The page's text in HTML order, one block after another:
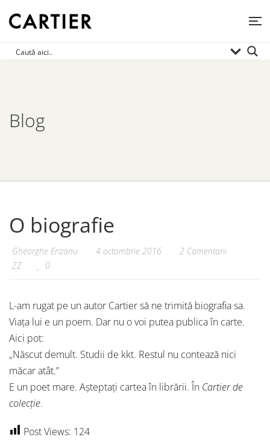
Blog
O biografie
Gheorghe Erizanu 4 octombrie 2016
2 Comentarii
ZZ
0
L-am rugat pe un autor Cartier să ne trimită biografia sa.
Viața lui e un poem. Dar nu o voi putea publica în carte.
Aici pot:
„Născut demult. Studii de kkt. Restul nu contează nici
măcar atât.”
E un poet mare. Așteptați cartea în librării. În Cartier de
colecție.
Post Views: 124